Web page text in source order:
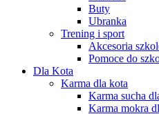
Buty
Ubranka
Trening i sport
Akcesoria
Pomoce do
Dla Kota
Karma dla kota
Karma sucha
Karma mokra